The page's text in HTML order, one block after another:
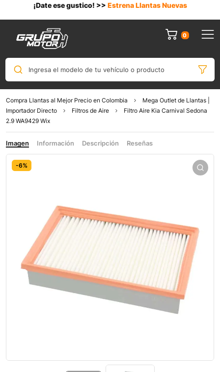
¡Date ese gustico! >> Estrena Llantas Nuevas
0
Ingresa el modelo de tu vehículo o producto
Compra Llantas al Mejor Precio en Colombia
Mega Outlet de Llantas |
Importador Directo
Filtros de Aire
Filtro Aire Kia Carnival Sedona
2.9 WA9429 Wix
Imagen Información Descripción Reseñas
-6%